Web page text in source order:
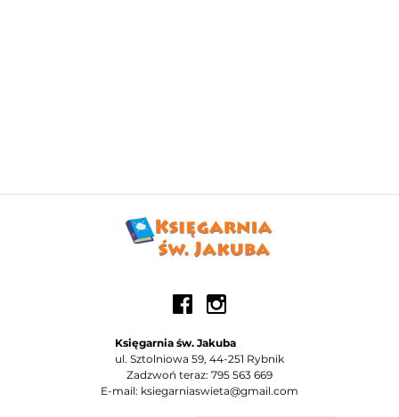
Księgarnia św. Jakuba
ul. Sztolniowa 59, 44-251 Rybnik
Zadzwoń teraz: 795 563 669
E-mail: ksiegarniaswieta@gmail.com